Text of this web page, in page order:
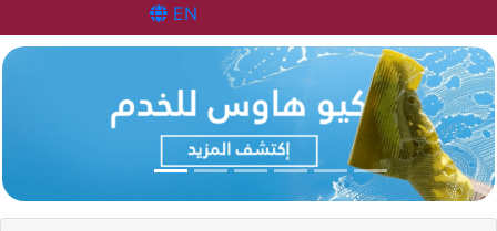
EN